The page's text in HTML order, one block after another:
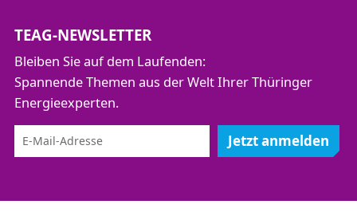
TEAG-NEWSLETTER
Bleiben Sie auf dem Laufenden:
Spannende Themen aus der Welt Ihrer Thüringer
Energieexperten.
Jetzt anmelden